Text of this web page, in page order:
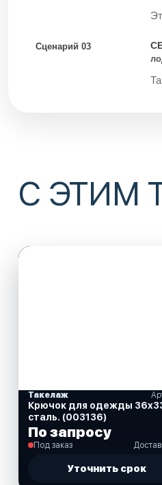
Сценарий 03
С ЭТИМ
Такелаж
Крючок для одежды
сталь. (003136)
По запросу
Под заказ
Уточнить срок